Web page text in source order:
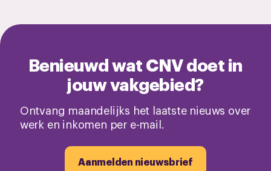
Benieuwd wat CNV doet in
jouw vakgebied?
Ontvang maandelijks het laatste nieuws over
werk en inkomen per e-mail.
Aanmelden nieuwsbrief